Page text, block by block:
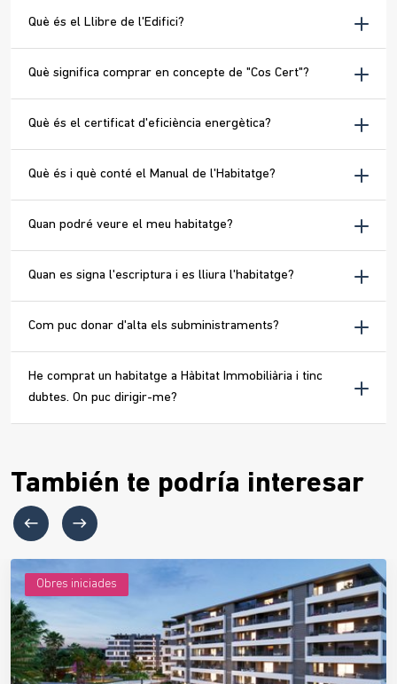
Què és el Llibre de l'Edifici?
Què significa comprar en concepte de "Cos Cert"?
Què és el certificat d'eficiència energètica?
Què és i què conté el Manual de l'Habitatge?
Quan podré veure el meu habitatge?
Quan es signa l'escriptura i es lliura l'habitatge?
Com puc donar d'alta els subministraments?
He comprat un habitatge a Hàbitat Immobiliària i tinc
dubtes. On puc dirigir-me?
También te podría interesar
Obres iniciades